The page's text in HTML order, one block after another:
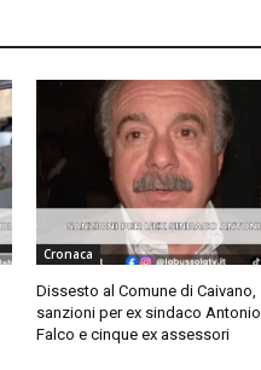
Cronaca
Dissesto al Comune di Caivano,
sanzioni per ex sindaco Antonio
Falco e cinque ex assessori